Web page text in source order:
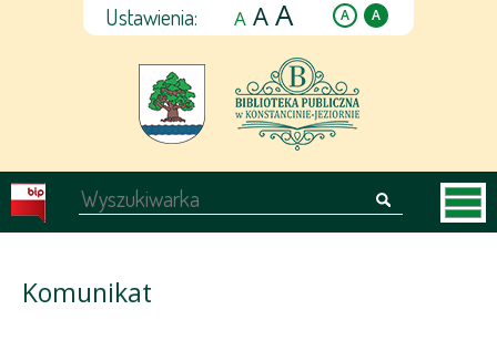
Ustawienia: A A A A A
Komunikat